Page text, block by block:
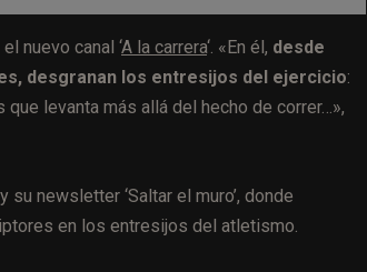
nuevo canal ‘A la carrera‘. «En él, desde
desgranan los entresijos del ejercicio:
levanta más allá del hecho de correr…»,
y su newsletter ‘Saltar el muro’, donde
en los entresijos del atletismo.